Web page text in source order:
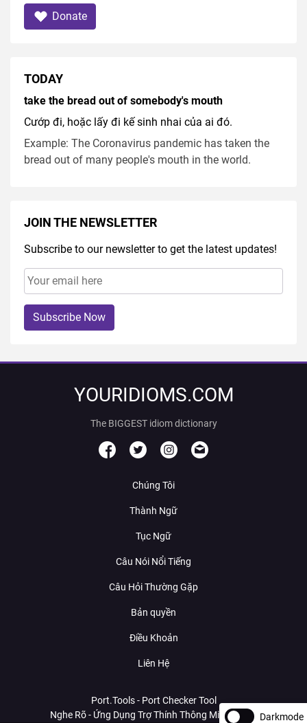
Donate
TODAY
take the bread out of somebody's mouth
Cướp đi, hoặc lấy đi kế sinh nhai của ai đó.
Example: The Coronavirus pandemic has taken the
bread out of many people's mouth in the world.
JOIN THE NEWSLETTER
Subscribe to our newsletter to get the latest updates!
Subscribe Now
YOURIDIOMS.COM
The BIGGEST idiom dictionary
Chúng Tôi
Thành Ngữ
Tục Ngữ
Câu Nói Nổi Tiếng
Câu Hỏi Thường Gặp
Bản quyền
Điều Khoản
Liên Hệ
Port.Tools - Port Checker Tool
Nghe Rõ - Ứng Dụng Trợ Thính Thông Minh Với AI Darkmode